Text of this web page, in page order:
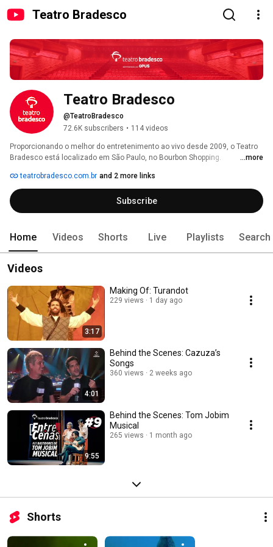
Teatro Bradesco
Teatro Bradesco
@TeatroBradesco
72.6K subscribers • 114 videos
Proporcionando o melhor do entretenimento ao vivo desde 2009, o Teatro
Bradesco está localizado em São Paulo, no Bourbon Shopping.
cultural e tem elevado as artes cênicas no Brasil ao mais alto patamar de
qualidade. Desde sua inauguração, o teatro já recebeu mais de 500
espetáculos e um público superior a 1,8 milhões de espectadores. Foram
destaque em nosso palco nomes como Rita Lee, Gilberto Gil, Hairspray,
...more
teatrobradesco.com.br and 2 more links
Subscribe
Home Videos Shorts Live Playlists Search
Videos
3:17
Making Of: Turandot
229 views 1 day ago
4:01
Behind the Scenes: Cazuza’s
Songs
360 views 2 weeks ago
9:55
Behind the Scenes: Tom Jobim
Musical
265 views 1 month ago
Shorts